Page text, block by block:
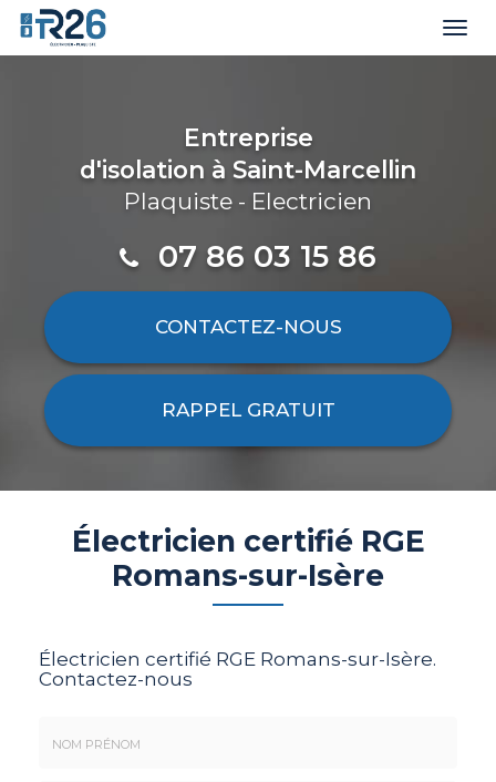
Entreprise
d'isolation à Saint-Marcellin
Plaquiste - Electricien
07 86 03 15 86
CONTACTEZ-NOUS
RAPPEL GRATUIT
Électricien certifié RGE
Romans-sur-Isère
Électricien certifié RGE Romans-sur-Isère.
Contactez-nous